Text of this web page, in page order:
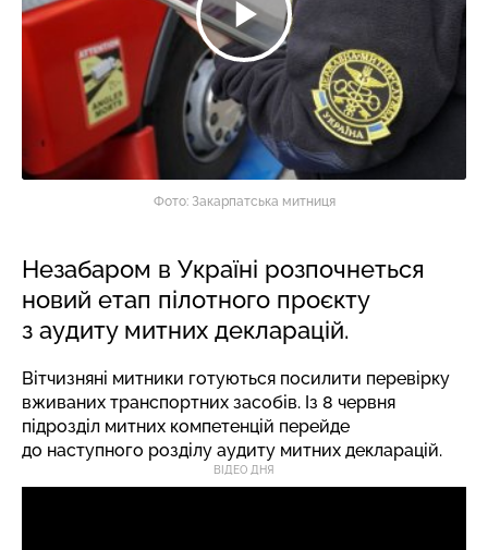
Фото: Закарпатська митниця
Незабаром в Україні розпочнеться
новий етап пілотного проєкту
з аудиту митних декларацій.
Вітчизняні митники готуються посилити перевірку
вживаних транспортних засобів. Із 8 червня
підрозділ митних компетенцій перейде
до наступного розділу аудиту митних декларацій.
ВІДЕО ДНЯ